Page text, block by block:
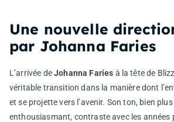
Une nouvelle
par Johanna Faries
L’arrivée deJohanna Faries à la tête de
véritable transition dans la manière dont
et se projette vers l’avenir. Son ton, bien
enthousiasmant, contraste avec les années